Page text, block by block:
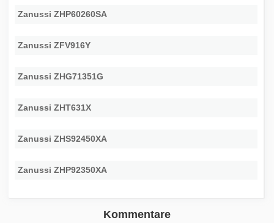
Zanussi ZHP60260SA
Zanussi ZFV916Y
Zanussi ZHG71351G
Zanussi ZHT631X
Zanussi ZHS92450XA
Zanussi ZHP92350XA
Kommentare